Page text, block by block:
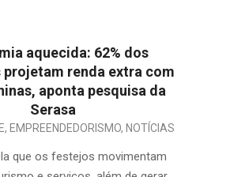
aquecida: 62% dos
projetam renda extra com
aponta pesquisa da
Serasa
, EMPREENDEDORISMO, NOTÍCIAS
que os festejos movimentam